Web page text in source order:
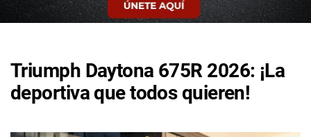
Triumph Daytona 675R 2026: ¡La
deportiva que todos quieren!